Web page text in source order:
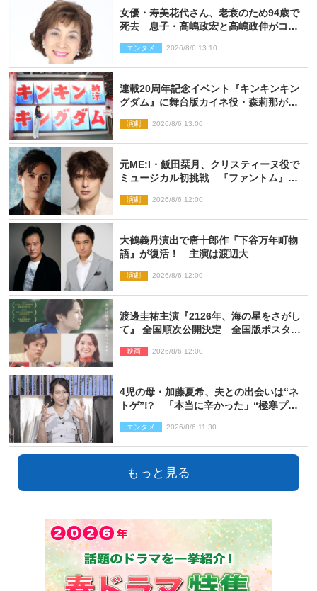
女優・寿美花代さん、老衰のため94歳で
死去 息子・高嶋政宏と高嶋政伸がコメ
優しい母でした」
エンタメ 2026/8/6 13:10
連載20周年記念イベント『キンキンキン
グダム』に舞台版カイネ役・森莉那が潜
演劇 2026/8/6 13:00
元ME:I・飯田栞月、クリスティーヌ役で
ミュージカル初挑戦 『ファントム』
演劇 2026/8/6 12:00
大鶴義丹演出で唐十郎作『下谷万年町物
語』が復活！ 主演は渡辺大
演劇 2026/8/6 12:00
渡邊圭祐主演『2126年、海の星をさがし
て』 全国順次公開決定 全国版ポスター
映画 2026/8/6 12:00
4児の母・加藤夏希、夫との出会いは“ネ
トゲ”!? 「本当に辛かった」“極寒プロ
エンタメ 2026/8/6 11:30
もっと見る